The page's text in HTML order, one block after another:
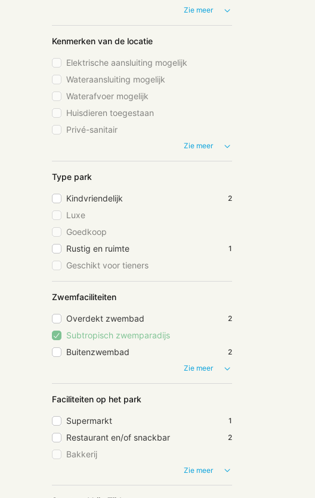
Zie meer
Kenmerken van de locatie
Elektrische aansluiting mogelijk
Wateraansluiting mogelijk
Waterafvoer mogelijk
Huisdieren toegestaan
Privé-sanitair
Zie meer
Type park
Kindvriendelijk 2
Luxe
Goedkoop
Rustig en ruimte
1
Geschikt voor tieners
Zwemfaciliteiten
Overdekt zwembad 2
Subtropisch zwemparadijs
Buitenzwembad
2
Zie meer
Faciliteiten op het park
Supermarkt 1
Restaurant en/of snackbar 2
Bakkerij
Zie meer